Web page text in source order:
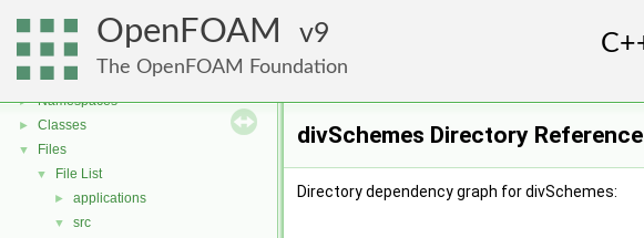
OpenFOAM 9
The OpenFOAM Foundation
OpenFOAM
► Free, Open Source Software from the OpenFOAM Foundation
► Namespaces
► Classes
▼ Files
▼ File List
► applications
▼ src
divSchemes Directory Reference
Directory dependency graph for divSchemes: